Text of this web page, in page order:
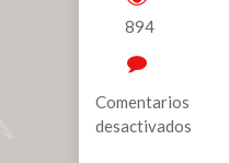
894
Comentarios
desactivados